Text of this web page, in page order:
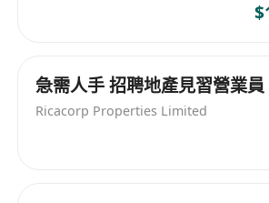
急需人手 招聘地產見習營業員
Ricacorp Properties Limited